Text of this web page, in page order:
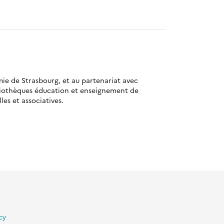
de Strasbourg, et au partenariat avec
éducation et enseignement de
et associatives.